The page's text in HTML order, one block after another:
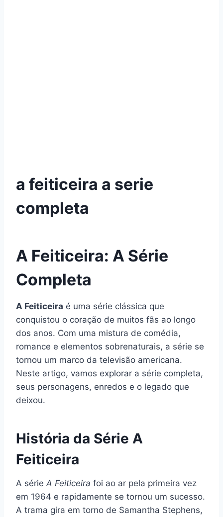
a feiticeira a serie
completa
A Feiticeira: A Série
Completa
A Feiticeira é uma série clássica que
conquistou o coração de muitos fãs ao longo
dos anos. Com uma mistura de comédia,
romance e elementos sobrenaturais, a série se
tornou um marco da televisão americana.
Neste artigo, vamos explorar a série completa,
seus personagens, enredos e o legado que
deixou.
História da Série A
Feiticeira
A série A Feiticeira foi ao ar pela primeira vez
em 1964 e rapidamente se tornou um sucesso.
A trama gira em torno de Samantha Stephens,